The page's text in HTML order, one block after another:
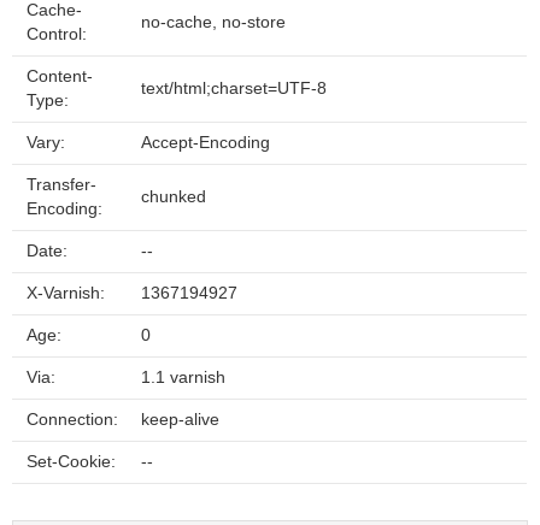
Cache-
Control:
no-cache, no-store
Content-
Type:
text/html;charset=UTF-8
Vary: Accept-Encoding
Transfer-
Encoding:
chunked
Date: --
X-Varnish: 1367194927
Age: 0
Via: 1.1 varnish
Connection: keep-alive
Set-Cookie: --